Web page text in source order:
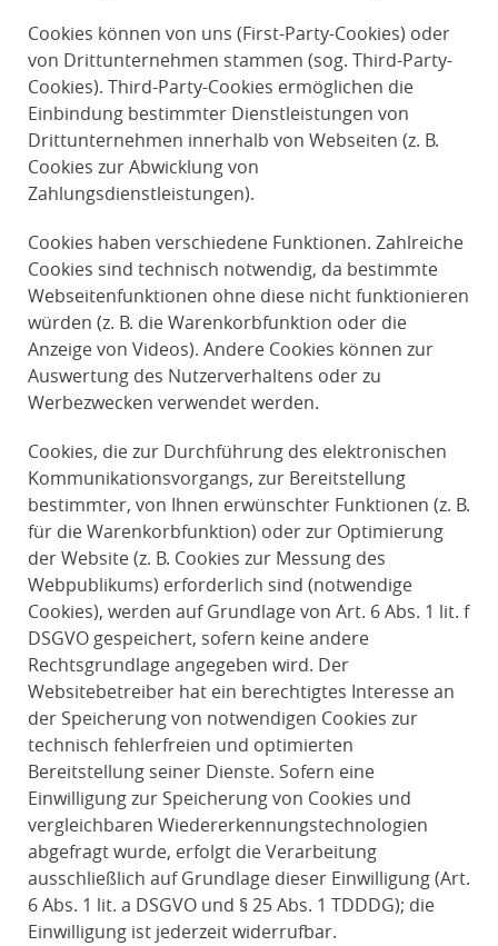
Cookies können von uns (First-Party-Cookies) oder
von Drittunternehmen stammen (sog. Third-Party-
Cookies). Third-Party-Cookies ermöglichen die
Einbindung bestimmter Dienstleistungen von
Drittunternehmen innerhalb von Webseiten (z. B.
Cookies zur Abwicklung von
Zahlungsdienstleistungen).
Cookies haben verschiedene Funktionen. Zahlreiche
Cookies sind technisch notwendig, da bestimmte
Webseitenfunktionen ohne diese nicht funktionieren
würden (z. B. die Warenkorbfunktion oder die
Anzeige von Videos). Andere Cookies können zur
Auswertung des Nutzerverhaltens oder zu
Werbezwecken verwendet werden.
Cookies, die zur Durchführung des elektronischen
Kommunikationsvorgangs, zur Bereitstellung
bestimmter, von Ihnen erwünschter Funktionen (z. B.
für die Warenkorbfunktion) oder zur Optimierung
der Website (z. B. Cookies zur Messung des
Webpublikums) erforderlich sind (notwendige
Cookies), werden auf Grundlage von Art. 6 Abs. 1 lit. f
DSGVO gespeichert, sofern keine andere
Rechtsgrundlage angegeben wird. Der
Websitebetreiber hat ein berechtigtes Interesse an
der Speicherung von notwendigen Cookies zur
technisch fehlerfreien und optimierten
Bereitstellung seiner Dienste. Sofern eine
Einwilligung zur Speicherung von Cookies und
vergleichbaren Wiedererkennungstechnologien
abgefragt wurde, erfolgt die Verarbeitung
ausschließlich auf Grundlage dieser Einwilligung (Art.
6 Abs. 1 lit. a DSGVO und § 25 Abs. 1 TDDDG); die
Einwilligung ist jederzeit widerrufbar.